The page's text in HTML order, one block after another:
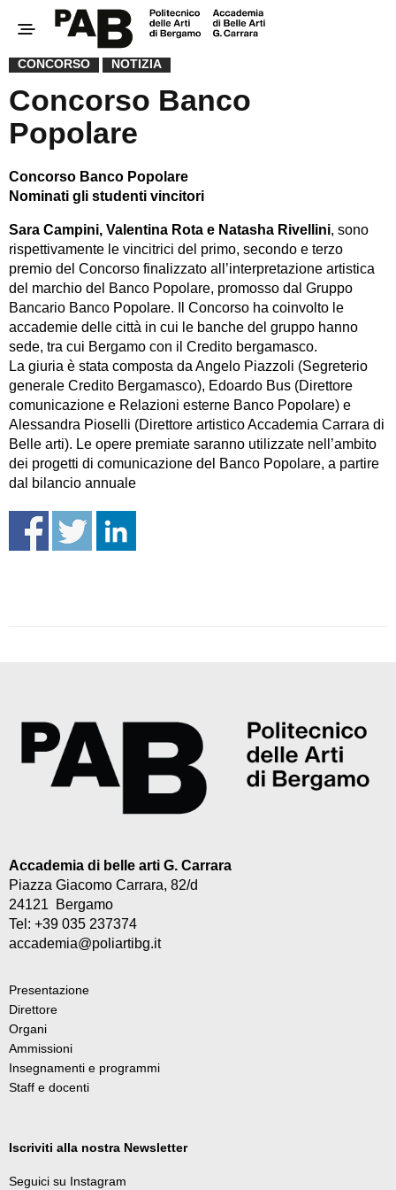
CONCORSO NOTIZIA
Concorso Banco
Popolare
Concorso Banco Popolare
Nominati gli studenti vincitori
Sara Campini, Valentina Rota e Natasha Rivellini, sono
rispettivamente le vincitrici del primo, secondo e terzo
premio del Concorso finalizzato all’interpretazione artistica
del marchio del Banco Popolare, promosso dal Gruppo
Bancario Banco Popolare. Il Concorso ha coinvolto le
accademie delle città in cui le banche del gruppo hanno
sede, tra cui Bergamo con il Credito bergamasco.
La giuria è stata composta da Angelo Piazzoli (Segreterio
generale Credito Bergamasco), Edoardo Bus (Direttore
comunicazione e Relazioni esterne Banco Popolare) e
Alessandra Pioselli (Direttore artistico Accademia Carrara di
Belle arti). Le opere premiate saranno utilizzate nell’ambito
dei progetti di comunicazione del Banco Popolare, a partire
dal bilancio annuale
Accademia di belle arti G. Carrara
Piazza Giacomo Carrara, 82/d
24121 Bergamo
Tel: +39 035 237374
accademia@poliartibg.it
Presentazione
Direttore
Organi
Ammissioni
Insegnamenti e programmi
Staff e docenti
Iscriviti alla nostra Newsletter
Seguici su Instagram